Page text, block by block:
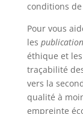
conditions
Pour vous
les
éthique et
traçabilité
vers la
qualité à
empreinte